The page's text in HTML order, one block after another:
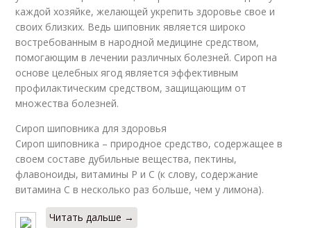
каждой хозяйке, желающей укрепить здоровье свое и
своих близких. Ведь шиповник является широко
востребованным в народной медицине средством,
помогающим в лечении различных болезней. Сироп на
основе целебных ягод является эффективным
профилактическим средством, защищающим от
множества болезней.
Сироп шиповника для здоровья
Сироп шиповника – природное средство, содержащее в
своем составе дубильные вещества, пектины,
флавоноиды, витамины Р и С (к слову, содержание
витамина С в несколько раз больше, чем у лимона).
Читать дальше →